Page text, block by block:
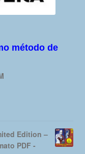
método de
Edition –
PDF -